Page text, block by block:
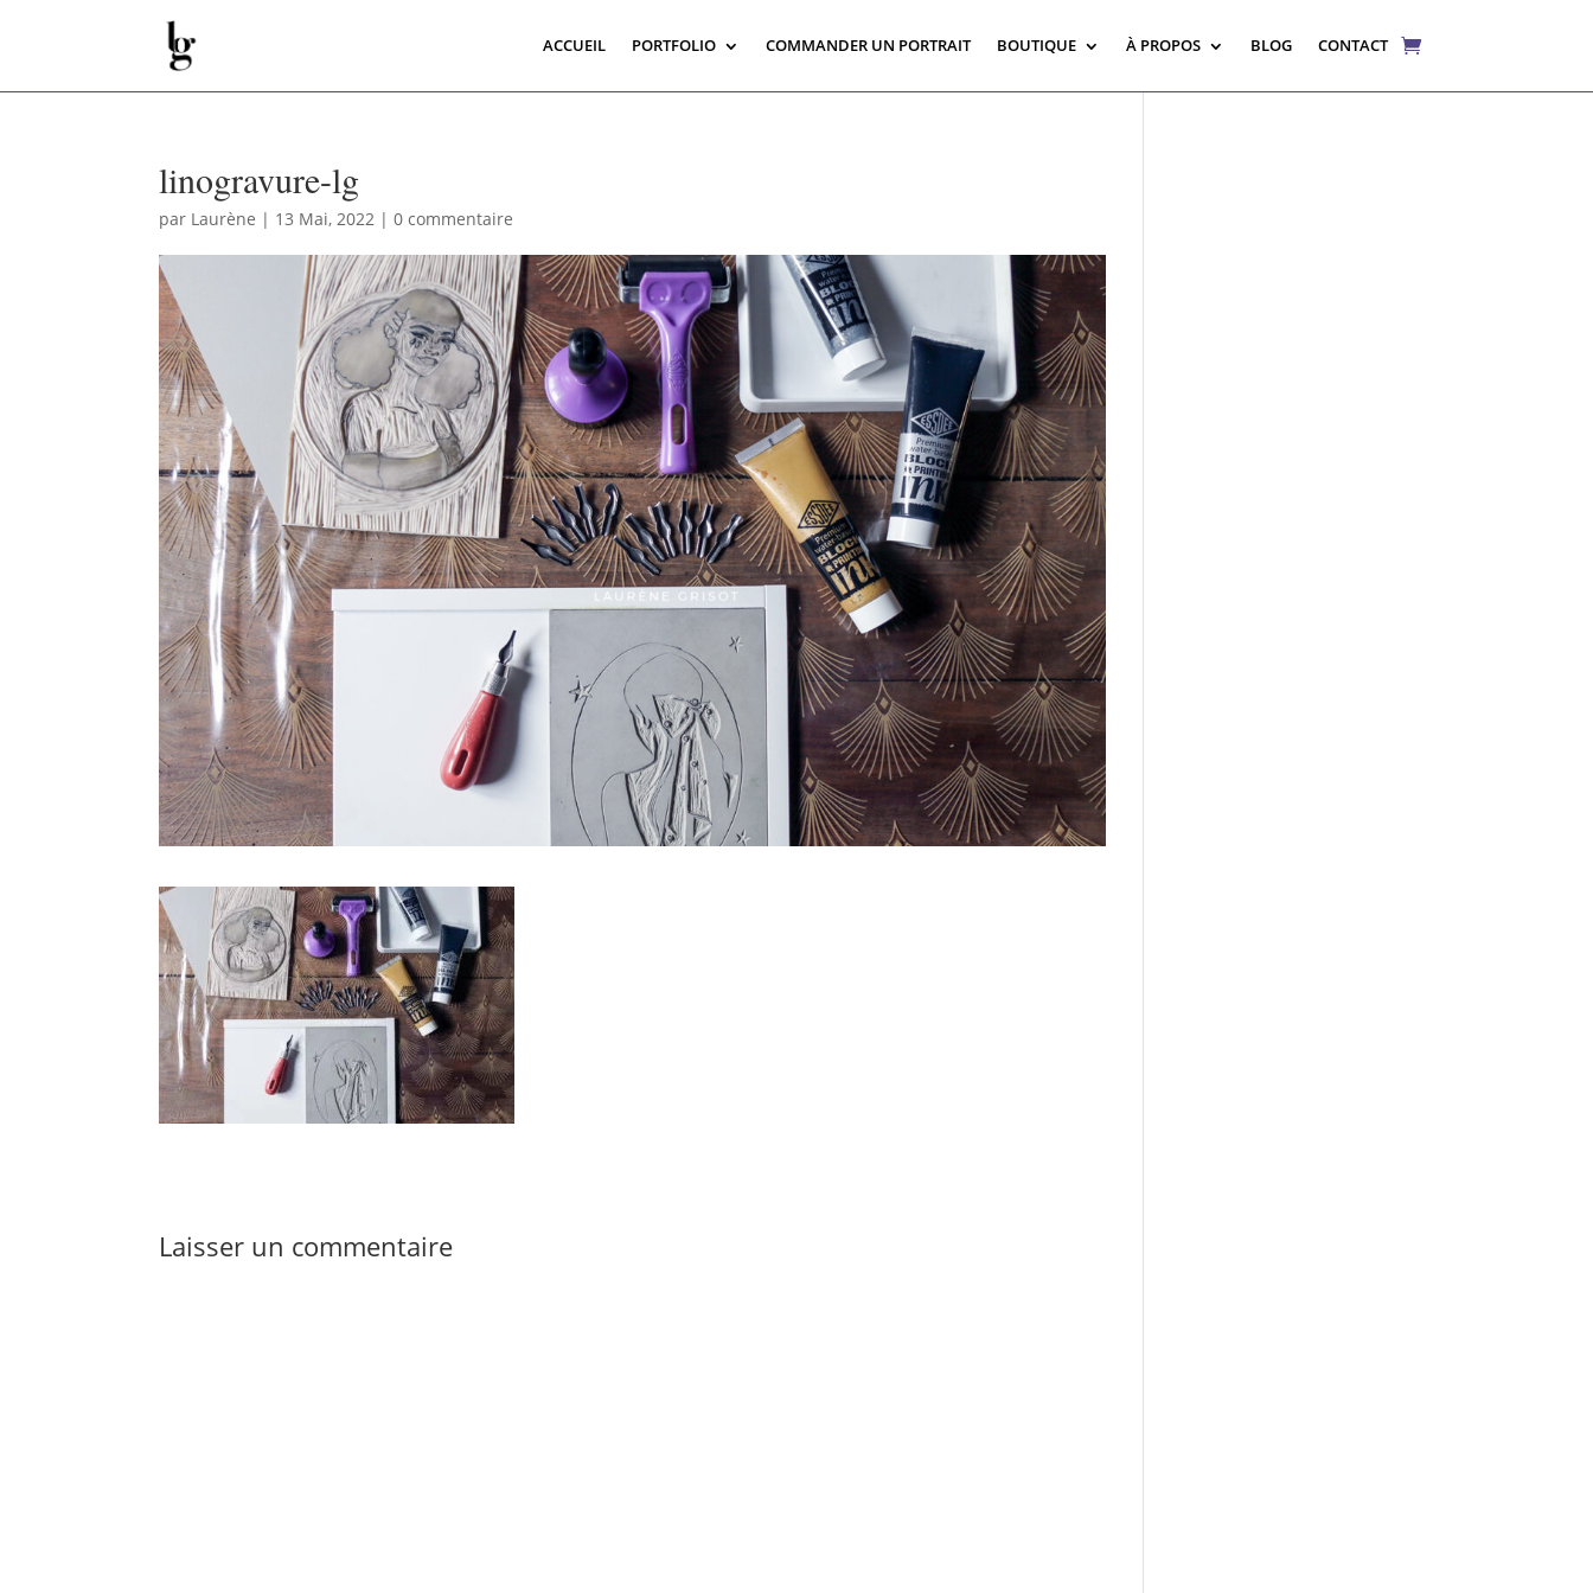
ACCUEIL PORTFOLIO COMMANDER UN PORTRAIT BOUTIQUE À PROPOS BLOG CONTACT
linogravure-lg
par Laurène | 13 Mai, 2022 |0 commentaire
Laisser un commentaire